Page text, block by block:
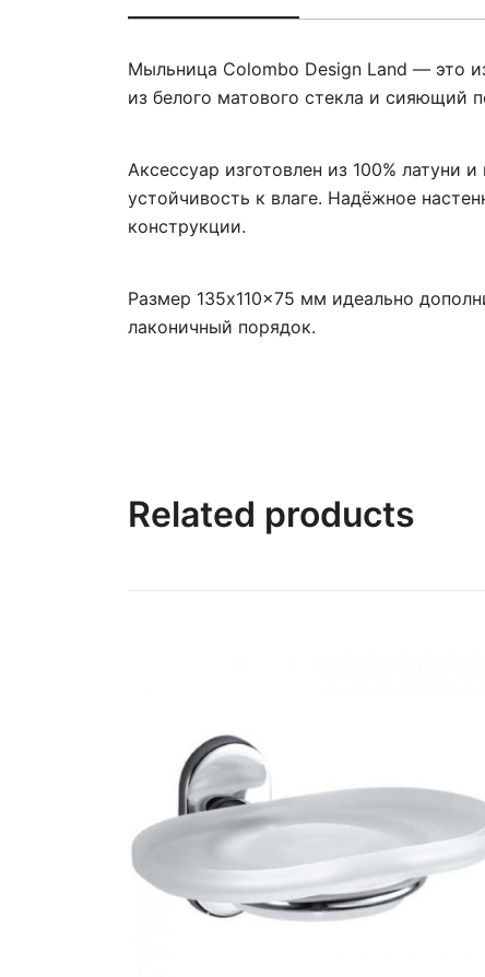
Мыльница Colombo Design Land — это
из белого матового стекла и сияющий
Аксессуар изготовлен из 100% латуни
устойчивость к влаге. Надёжное
конструкции.
Размер 135х110×75 мм идеально
лаконичный порядок.
Related products